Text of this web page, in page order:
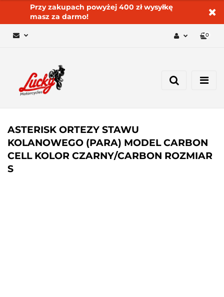
Przy zakupach powyżej 400 zł wysyłkę
masz za darmo!
Dodaj zgłoszenie
0
ASTERISK ORTEZY STAWU
KOLANOWEGO (PARA) MODEL CARBON
CELL KOLOR CZARNY/CARBON ROZMIAR
S